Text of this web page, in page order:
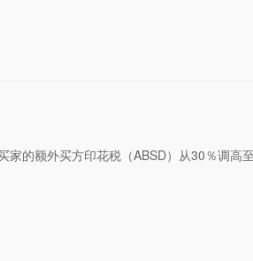
的额外买方印花税（ABSD）从30％调